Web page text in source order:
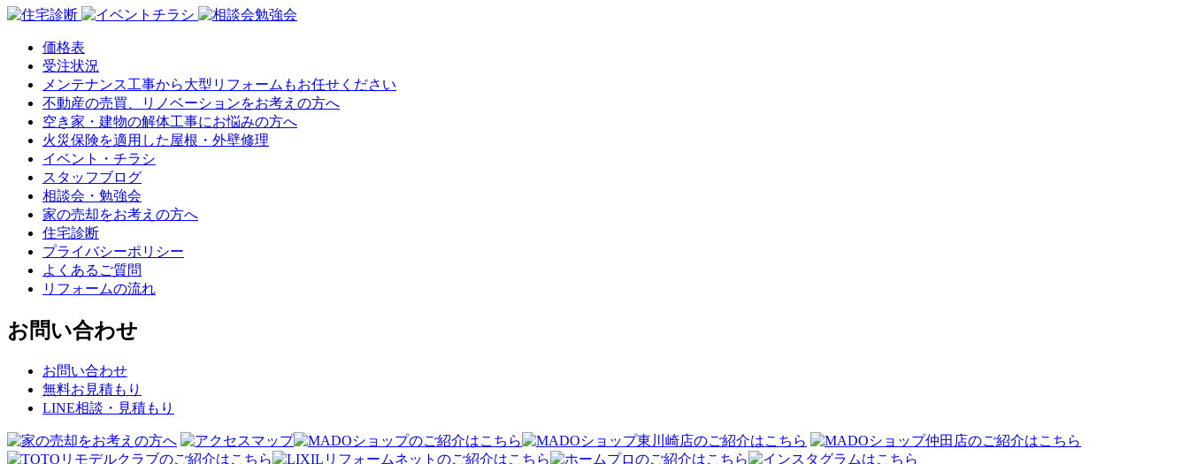
価格表
受注状況
メンテナンス工事から大型リフォームもお任せください
不動産の売買、リノベーションをお考えの方へ
空き家・建物の解体工事にお悩みの方へ
火災保険を適用した屋根・外壁修理
イベント・チラシ
スタッフブログ
相談会・勉強会
家の売却をお考えの方へ
住宅診断
プライバシーポリシー
よくあるご質問
リフォームの流れ
お問い合わせ
お問い合わせ
無料お見積もり
LINE相談・見積もり